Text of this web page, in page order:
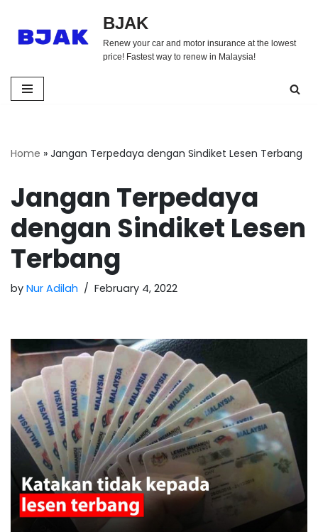
Skip
BJAK
Renew your car and motor insurance at the lowest
price! Fastest way to renew in Malaysia!
Home » Jangan Terpedaya dengan Sindiket Lesen Terbang
Jangan Terpedaya
dengan Sindiket Lesen
Terbang
by Nur Adilah February 4, 2022